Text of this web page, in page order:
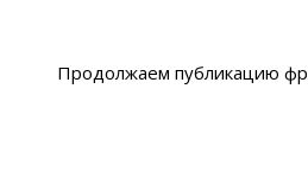
Продолжаем публикацию